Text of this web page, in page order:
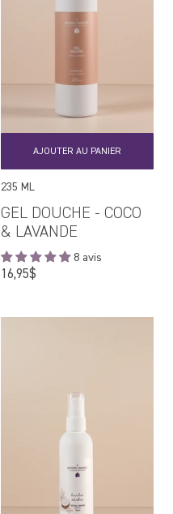
AJOUTER AU PANIER
235 ML
GEL DOUCHE - COCO
& LAVANDE
8 avis
16,95$Prix